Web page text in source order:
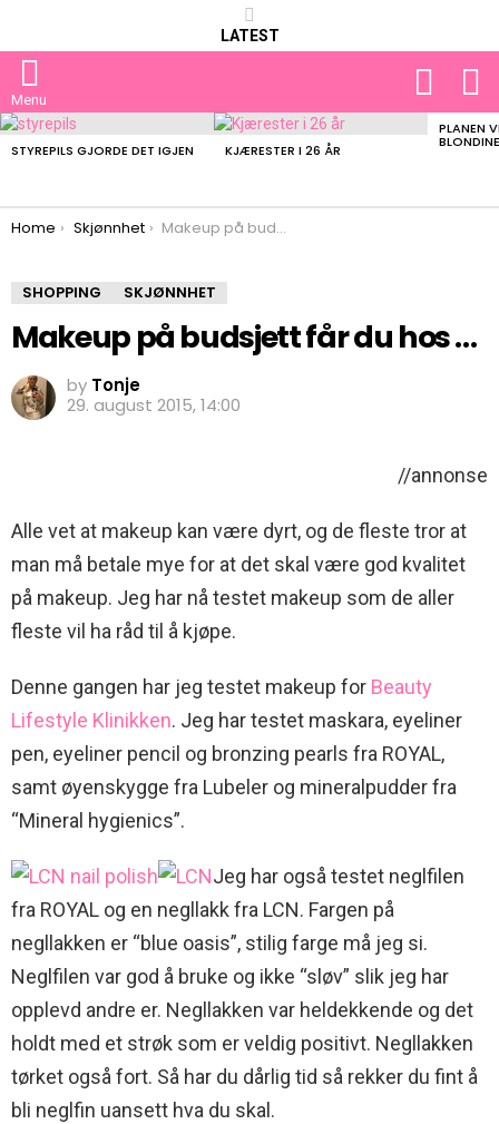
LATEST
Menu
LATEST
STYREPILS GJORDE DET IGJEN KJÆRESTER I 26 ÅR
PLANEN
You are here:
Home Skjønnhet Makeup på budsjett får du hos …
SHOPPING SKJØNNHET
Makeup på budsjett får du hos …
by Tonje
29. august 2015, 14:00
//annonse
Alle vet at makeup kan være dyrt, og de fleste tror at
man må betale mye for at det skal være god kvalitet
på makeup. Jeg har nå testet makeup som de aller
fleste vil ha råd til å kjøpe.
Denne gangen har jeg testet makeup for Beauty
Lifestyle Klinikken. Jeg har testet maskara, eyeliner
pen, eyeliner pencil og bronzing pearls fra ROYAL,
samt øyenskygge fra Lubeler og mineralpudder fra
“Mineral hygienics”.
Jeg har også testet neglfilen
fra ROYAL og en negllakk fra LCN. Fargen på
negllakken er “blue oasis”, stilig farge må jeg si.
Neglfilen var god å bruke og ikke “sløv” slik jeg har
opplevd andre er. Negllakken var heldekkende og det
holdt med et strøk som er veldig positivt. Negllakken
tørket også fort. Så har du dårlig tid så rekker du fint å
bli neglfin uansett hva du skal.